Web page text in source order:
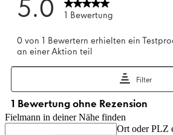
Fielmann in deiner Nähe finden
Ort oder PLZ